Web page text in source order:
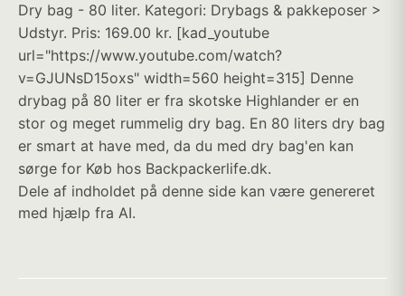
Dry bag - 80 liter. Kategori: Drybags & pakkeposer >
Udstyr. Pris: 169.00 kr. [kad_youtube
url="https://www.youtube.com/watch?
v=GJUNsD15oxs" width=560 height=315] Denne
drybag på 80 liter er fra skotske Highlander er en
stor og meget rummelig dry bag. En 80 liters dry bag
er smart at have med, da du med dry bag'en kan
sørge for Køb hos Backpackerlife.dk.
Dele af indholdet på denne side kan være genereret
med hjælp fra AI.